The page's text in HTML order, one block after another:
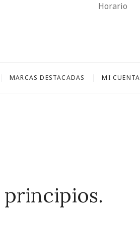
Horario
MARCAS DESTACADAS MI CUENTA